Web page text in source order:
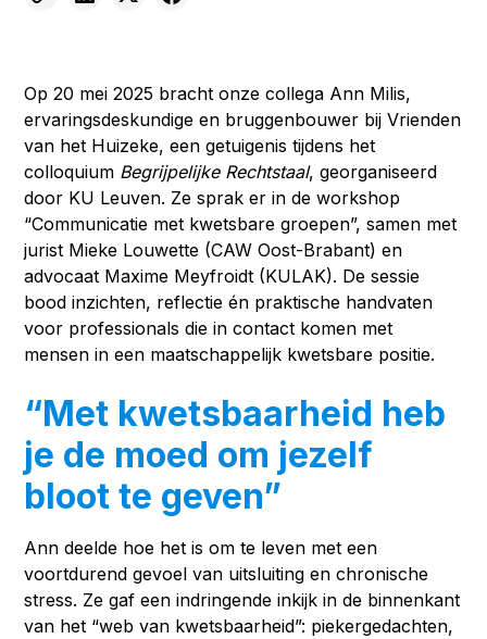
Op 20 mei 2025 bracht onze collega Ann Milis,
ervaringsdeskundige en bruggenbouwer bij Vrienden
van het Huizeke, een getuigenis tijdens het
colloquium Begrijpelijke Rechtstaal, georganiseerd
door KU Leuven. Ze sprak er in de workshop
“Communicatie met kwetsbare groepen”, samen met
jurist Mieke Louwette (CAW Oost-Brabant) en
advocaat Maxime Meyfroidt (KULAK). De sessie
bood inzichten, reflectie én praktische handvaten
voor professionals die in contact komen met
mensen in een maatschappelijk kwetsbare positie.
“Met kwetsbaarheid heb
je de moed om jezelf
bloot te geven”
Ann deelde hoe het is om te leven met een
voortdurend gevoel van uitsluiting en chronische
stress. Ze gaf een indringende inkijk in de binnenkant
van het “web van kwetsbaarheid”: piekergedachten,